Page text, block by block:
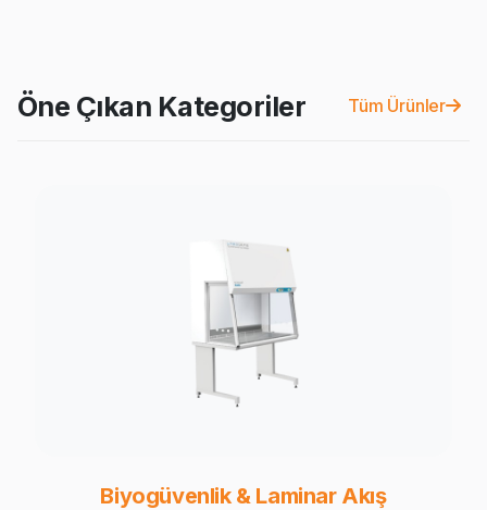
Öne Çıkan Kategoriler Tüm Ürünler
Biyogüvenlik & Laminar Akış